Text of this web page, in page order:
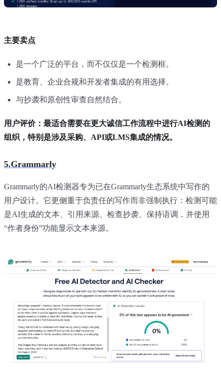
主要卖点
是一个广泛的平台，而不仅仅是一个检测框。
是教育、企业合规和开发者集成的有用选择。
与抄袭和原创性审查自然结合。
用户评价：最适合需要在更大诚信工作流程中进行AI检测的
组织，特别是涉及采购、API或LMS集成的情况。
5.Grammarly
Grammarly的AI检测器专为已在Grammarly生态系统中写作的
用户设计。它更侧重于负责任的写作而非强制执行：检测可能
是AI生成的文本、引用来源、检查抄袭、保持语调，并使用
“作者身份”功能显示文本来源。